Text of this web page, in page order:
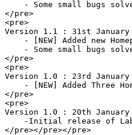
- Some small bugs
</pre>
<pre>
Version 1.1 : 31st January
- [NEW] Added new
- Some small bugs
</pre>
<pre>
Version 1.0 : 23rd January
- [NEW] Added Three
</pre>
<pre>
Version 1.0 : 20th January
-Initial release of
</pre></pre></pre>